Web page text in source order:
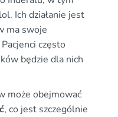
Ich działanie jest
ma swoje
często
będzie dla nich
może obejmować
, co jest szczególnie